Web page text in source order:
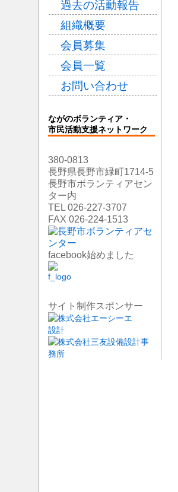
過去の活動報告
組織概要
会員募集
会員一覧
お問い合わせ
ながのボランティア・
市民活動支援ネットワーク
380-0813
長野県長野市緑町1714-5
長野市ボランティアセン
ター内
TEL 026-227-3707
FAX 026-224-1513
facebook始めました
サイト制作スポンサー